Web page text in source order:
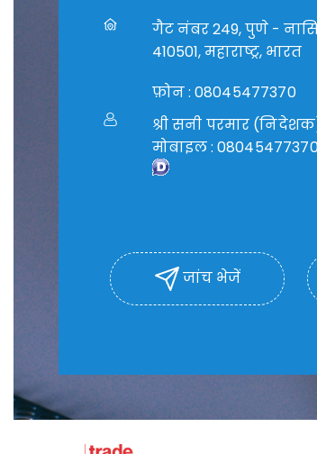
गैट नंबर 249, पुणे -
410501, महाराष्ट्र, भारत
फ़ोन : 08045477370
श्री सनी परमार (निदेशक
मोबाइल :
जांच भेजें